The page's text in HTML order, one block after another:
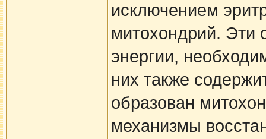
исключением
митохондрий. Эти
энергии,
них также
образован
механизмы